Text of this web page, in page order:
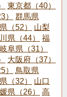
東京都（40）
）
群馬県
（52）
山梨
県（44）
福
岐阜県（31）
大阪府（37）
）
鳥取県
（32）
山口
県（26）
高